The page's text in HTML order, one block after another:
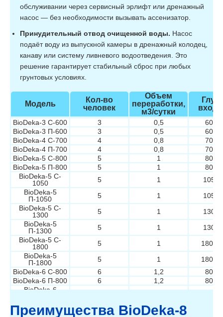
обслуживании через сервисный эрлифт или дренажный
насос — без необходимости вызывать ассенизатор.
Принудительный отвод очищенной воды. Насос
подаёт воду из выпускной камеры в дренажный колодец,
канаву или систему ливневого водоотведения. Это
решение гарантирует стабильный сброс при любых
грунтовых условиях.
Модель
Кол-во
человек
Объем
переработки,
м3/сутки
BioDeka-3 C-600 3 0,5
600/
BioDeka-3 П-600
3 0,5
600/
BioDeka-4 C-700
4 0,8
700/
BioDeka-4 П-700
4 0,8
700/
BioDeka-5 C-800
5 1
800/
BioDeka-5 П-800
5 1
800/
BioDeka-5 C-
1050
5 1
1050/
BioDeka-5
П-1050
5 1
1050/
BioDeka-5 C-
1300
5 1
1300/
BioDeka-5
П-1300
5 1
1300/
BioDeka-5 C-
1800
5 1
1800/
BioDeka-5
П-1800
5 1
1800/
BioDeka-6 С-800
6 1,2
800/
BioDeka-6 П-800
6 1,2
800/
BioDeka-6
П-1050
6 1,2
Преимущества BioDeka-8